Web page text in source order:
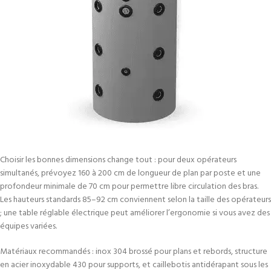
Choisir les bonnes dimensions change tout : pour deux opérateurs
simultanés, prévoyez 160 à 200 cm de longueur de plan par poste et une
profondeur minimale de 70 cm pour permettre libre circulation des bras.
Les hauteurs standards 85–92 cm conviennent selon la taille des opérateurs
; une table réglable électrique peut améliorer l’ergonomie si vous avez des
équipes variées.
Matériaux recommandés : inox 304 brossé pour plans et rebords, structure
en acier inoxydable 430 pour supports, et caillebotis antidérapant sous les